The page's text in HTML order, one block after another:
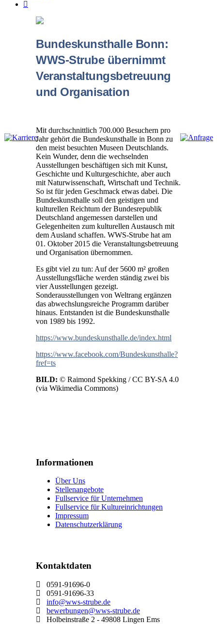
Bundeskunsthalle Bonn:
WWS-Strube übernimmt
Veranstaltungsbetreuung
und Organisation
Mit durchschnittlich 700.000 Besuchern pro
Jahr gehört die Bundeskunsthalle in Bonn zu
den meist besuchten Museen Deutschlands.
Kein Wunder, denn die wechselnden
Ausstellungen beschäftigen sich mit Kunst,
Geschichte und Kulturgeschichte, aber auch
mit Naturwissenschaft, Wirtschaft und Technik.
So ist für jeden Geschmack etwas dabei. Die
Bundeskunsthalle soll den geistigen und
kulturellen Reichtum der Bundesrepublik
Deutschland angemessen darstellen und
Gelegenheiten zum kulturellen Austausch mit
dem Ausland schaffen. WWS-Strube hat am
01. Oktober 2015 die Veranstaltungsbetreuung
und Organisation übernommen.
Es gibt viel zu tun: Auf der 5600 m² großen
Ausstellungsfläche werden ständig zwei bis
vier Ausstellungen gezeigt.
Sonderausstellungen von Weltrang ergänzen
das abwechslungsreiche Programm darüber
hinaus. Entstanden ist die Bundeskunsthalle
von 1989 bis 1992.
https://www.bundeskunsthalle.de/index.html
https://www.facebook.com/Bundeskunsthalle?
fref=ts
BILD: © Raimond Spekking / CC BY-SA 4.0
(via Wikimedia Commons)
Informationen
Über Uns
Stellenangebote
Fullservice für Unternehmen
Fullservice für Kultureinrichtungen
Impressum
Datenschutzerklärung
Kontaktdaten
0591-91696-0
0591-91696-33
info@wws-strube.de
bewerbungen@wws-strube.de
Holbeinstraße 2 - 49808 Lingen Ems